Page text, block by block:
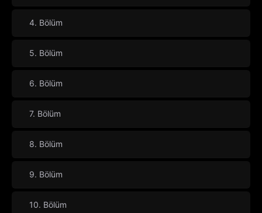
4. Bölüm
5. Bölüm
6. Bölüm
7. Bölüm
8. Bölüm
9. Bölüm
10. Bölüm